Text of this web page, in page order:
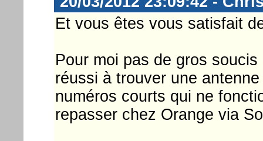
Et vous êtes vous satisfait
Pour moi pas de gros
réussi à trouver une
numéros courts qui ne
repasser chez Orange via